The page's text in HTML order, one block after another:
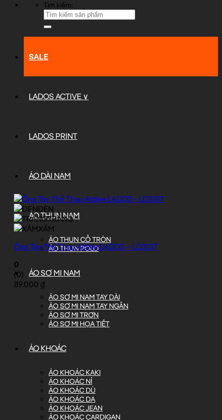
Tìm kiếm:
SALE
LADOS ACTIVE ∨
LADOS PRINT
ÁO DÀI NAM
ÁO THUN NAM
ÁO THUN CỔ TRÒN
ÁO THUN POLO
ÁO SƠ MI NAM
ÁO SƠ MI NAM TAY DÀI
ÁO SƠ MI NAM TAY NGẮN
ÁO SƠ MI TRƠN
ÁO SƠ MI HỌA TIẾT
ÁO KHOÁC
ÁO KHOÁC KAKI
ÁO KHOÁC NỈ
ÁO KHOÁC DÙ
ÁO KHOÁC DA
ÁO KHOÁC JEAN
ÁO KHOÁC CARDIGAN
ĐEN
TRẮNG
XÁM
Ống Tay Thể Thao Active LADOS – LD3017
0
(0)
89.000 ₫